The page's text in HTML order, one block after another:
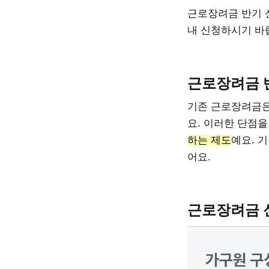
근로장려금 반기
내 신청하시기 바
근로장려금
기존 근로장려금
요. 이러한 단점
하는 제도예요.
어요.
근로장려금